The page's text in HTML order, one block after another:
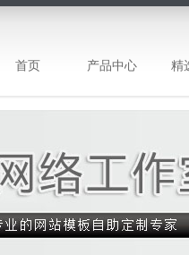
首页 产品中心 精